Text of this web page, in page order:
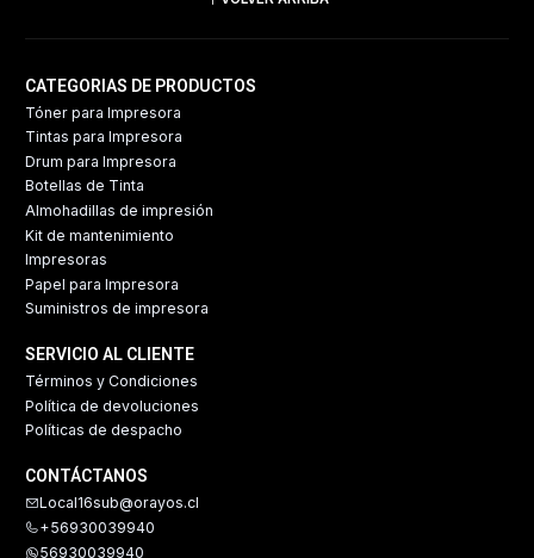
CATEGORIAS DE PRODUCTOS
Tóner para Impresora
Tintas para Impresora
Drum para Impresora
Botellas de Tinta
Almohadillas de impresión
Kit de mantenimiento
Impresoras
Papel para Impresora
Suministros de impresora
SERVICIO AL CLIENTE
Términos y Condiciones
Política de devoluciones
Políticas de despacho
CONTÁCTANOS
Local16sub@orayos.cl
+56930039940
56930039940